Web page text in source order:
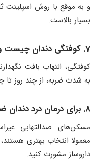
و به موقع با روش
بسیار بالاست.
7. کوفتگی دندان چیست و چقدر طول می‌کشد خوب شود؟
کوفتگی، التهاب بافت
به شدت ضربه، از چند روز
8. برای درمان درد دندان ضربه خورده چه مسکنی بخوریم؟
معمولا انتخاب بهتری
داروساز مشورت کنید.